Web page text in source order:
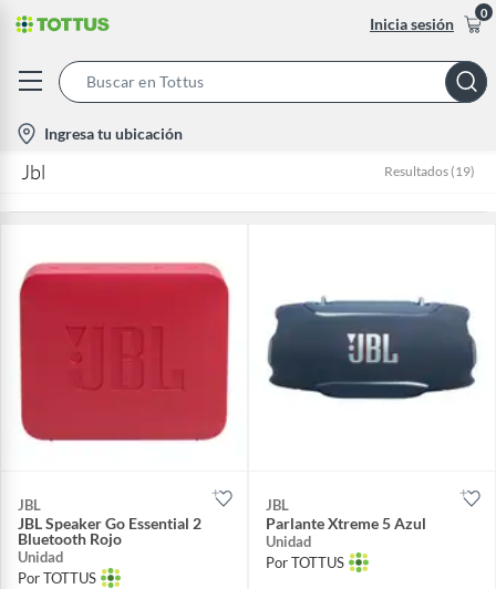
Inicia sesión
0
Bar
location-
icon
Ingresa tu ubicación
Jbl Resultados (19)
JBL
JBL Speaker Go Essential 2
Bluetooth Rojo
Unidad
Por TOTTUS
JBL
Parlante Xtreme 5 Azul
Unidad
Por TOTTUS